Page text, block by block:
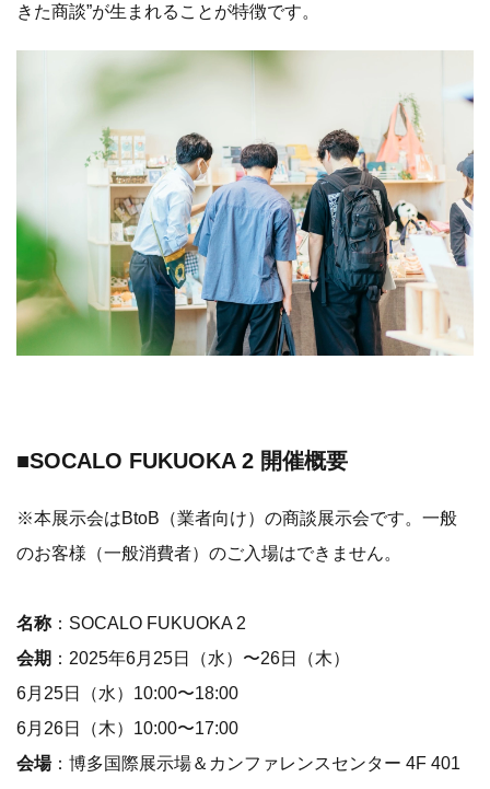
きた商談”が生まれることが特徴です。
■SOCALO FUKUOKA 2 開催概要
※本展示会はBtoB（業者向け）の商談展示会です。一般
のお客様（一般消費者）のご入場はできません。
名称：SOCALO FUKUOKA 2
会期 ：2025年6月25日（水）〜26日（木）
6月25日（水）10:00〜18:00
6月26日（木）10:00〜17:00
会場：博多国際展示場＆カンファレンスセンター 4F 401